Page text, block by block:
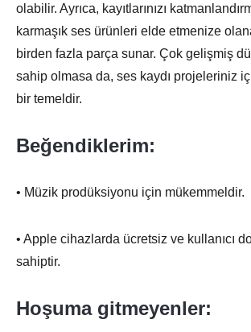
olabilir. Ayrıca, kayıtlarınızı
karmaşık ses ürünleri elde etmenize
birden fazla parça sunar. Çok gelişmiş
sahip olmasa da, ses kaydı projeleriniz
bir temeldir.
Beğendiklerim:
• Müzik prodüksiyonu için mükemmeldir.
• Apple cihazlarda ücretsiz ve kullanıcı
sahiptir.
Hoşuma gitmeyenler: